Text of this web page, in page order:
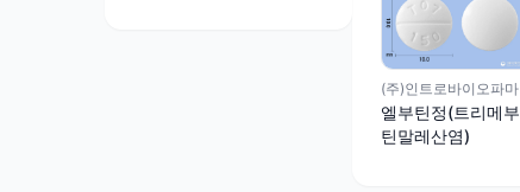
(주)인트로바이오파마
엘부틴정(트리메부
틴말레산염)